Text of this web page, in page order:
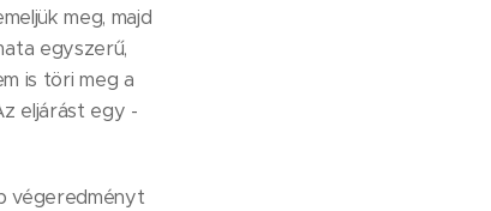
meg, majd
egyszerű,
is töri meg a
eljárást egy -
végeredményt